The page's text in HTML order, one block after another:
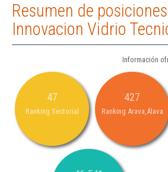
Resumen de
Innovacion Vidrio
Información
47
Ranking Sectorial
427
Ranking Arava,Álava